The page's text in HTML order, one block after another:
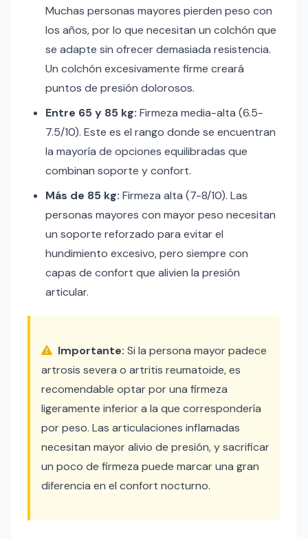
Muchas personas mayores pierden peso con
los años, por lo que necesitan un colchón que
se adapte sin ofrecer demasiada resistencia.
Un colchón excesivamente firme creará
puntos de presión dolorosos.
Entre 65 y 85 kg: Firmeza media-alta (6.5-
7.5/10). Este es el rango donde se encuentran
la mayoría de opciones equilibradas que
combinan soporte y confort.
Más de 85 kg: Firmeza alta (7-8/10). Las
personas mayores con mayor peso necesitan
un soporte reforzado para evitar el
hundimiento excesivo, pero siempre con
capas de confort que alivien la presión
articular.
Importante: Si la persona mayor padece
artrosis severa o artritis reumatoide, es
recomendable optar por una firmeza
ligeramente inferior a la que correspondería
por peso. Las articulaciones inflamadas
necesitan mayor alivio de presión, y sacrificar
un poco de firmeza puede marcar una gran
diferencia en el confort nocturno.